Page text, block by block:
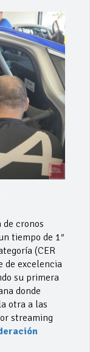
de cronos
tiempo de 1″
(CER
de excelencia
su primera
donde
otra a las
streaming